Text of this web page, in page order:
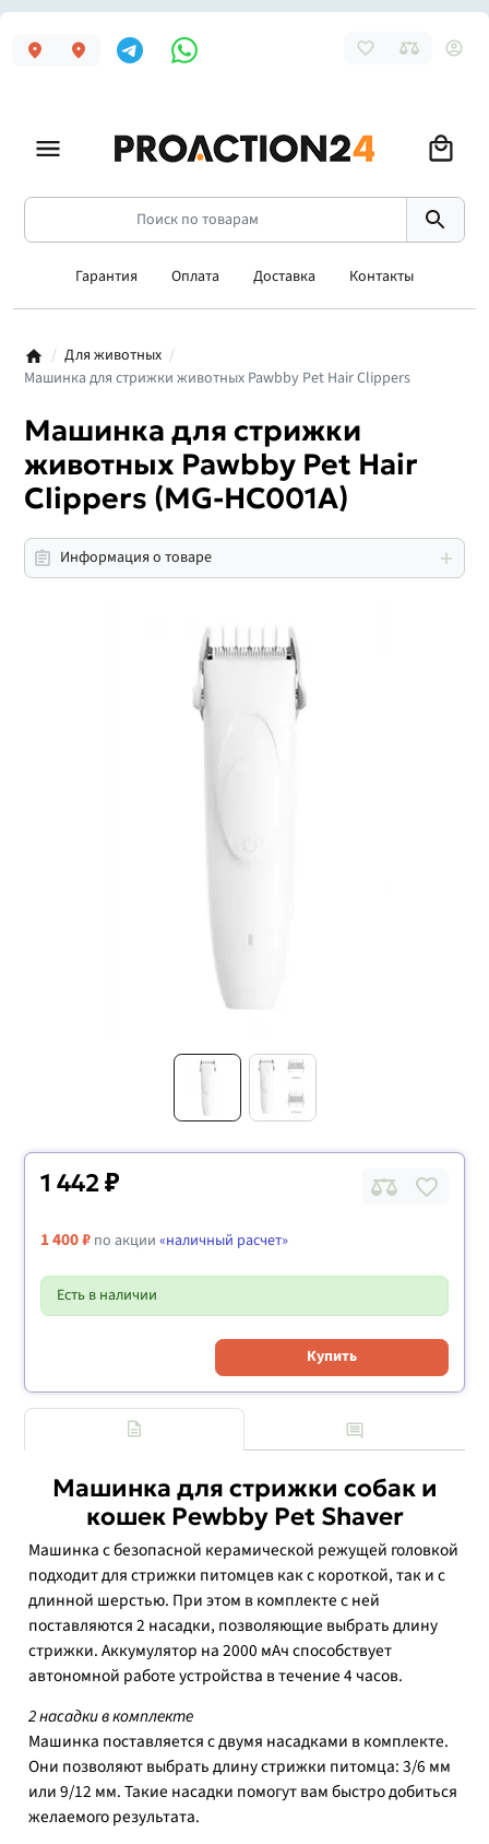
Гарантия Оплата Доставка Контакты
Для животных
Машинка для стрижки животных Pawbby Pet Hair Clippers
Машинка для стрижки
животных Pawbby Pet Hair
Clippers (MG-HC001A)
Информация о товаре
1 442 ₽
1 400 ₽ по акции«наличный расчет»
Есть в наличии
Купить
Машинка для стрижки собак и
кошек Pewbby Pet Shaver
Машинка с безопасной керамической режущей головкой
подходит для стрижки питомцев как с короткой, так и с
длинной шерстью. При этом в комплекте с ней
поставляются 2 насадки, позволяющие выбрать длину
стрижки. Аккумулятор на 2000 мАч способствует
автономной работе устройства в течение 4 часов.
2 насадки в комплекте
Машинка поставляется с двумя насадками в комплекте.
Они позволяют выбрать длину стрижки питомца: 3/6 мм
или 9/12 мм. Такие насадки помогут вам быстро добиться
желаемого результата.